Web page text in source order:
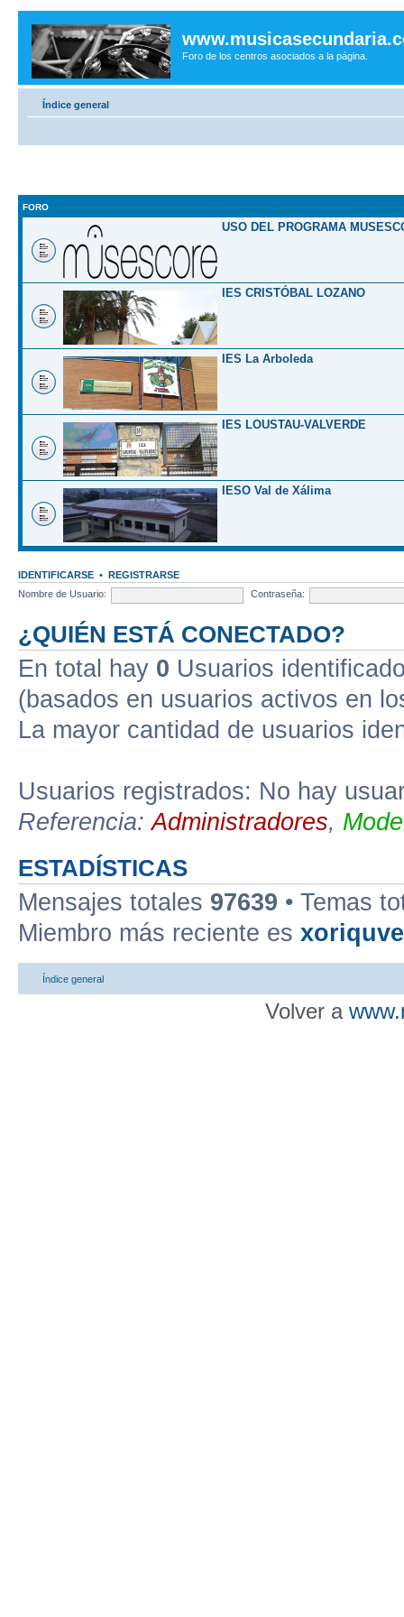
Foro de los centros asociados a la página.
Índice general
FORO
USO DEL PROGRAMA
IES CRISTÓBAL LOZANO
IES La Arboleda
IES LOUSTAU-VALVERDE
IESO Val de Xálima
IDENTIFICARSE • REGISTRARSE
Nombre de Usuario:
Contraseña:
¿QUIÉN ESTÁ CONECTADO?
En total hay 0 Usuarios
(basados en usuarios activos en
La mayor cantidad de usuarios
Usuarios registrados: No hay
Referencia:Administradores,
ESTADÍSTICAS
Mensajes totales 97639 • Temas
Miembro más reciente es
Índice general
Volver a